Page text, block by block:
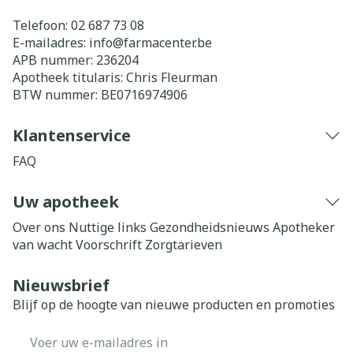
Telefoon: 02 687 73 08
E-mailadres: info@farmacenter.be
APB nummer: 236204
Apotheek titularis: Chris Fleurman
BTW nummer: BE0716974906
Klantenservice
FAQ
Uw apotheek
Over ons Nuttige links Gezondheidsnieuws Apotheker
van wachtVoorschrift Zorgtarieven
Nieuwsbrief
Blijf op de hoogte van nieuwe producten en promoties